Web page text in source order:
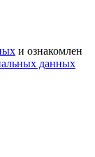
и ознакомлен
данных